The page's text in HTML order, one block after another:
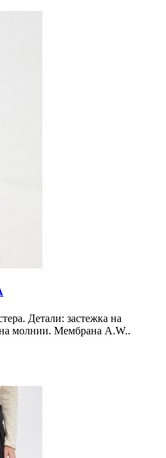
Детали: застежка на
молнии. Мембрана A.W..